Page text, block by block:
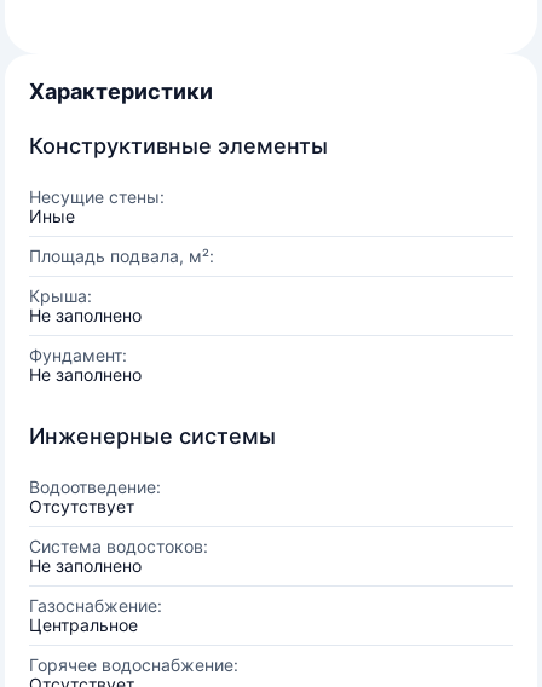
Характеристики
Конструктивные элементы
Несущие стены:
Иные
Площадь подвала, м²:
Крыша:
Не заполнено
Фундамент:
Не заполнено
Инженерные системы
Водоотведение:
Отсутствует
Система водостоков:
Не заполнено
Газоснабжение:
Центральное
Горячее водоснабжение: